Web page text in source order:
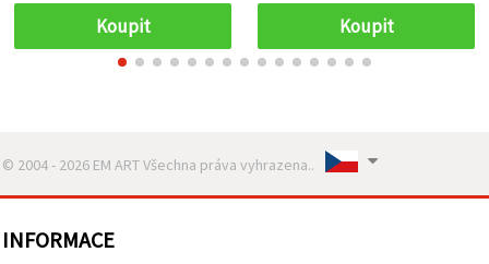
Koupit Koupit
© 2004 - 2026 EM ART Všechna práva vyhrazena..
INFORMACE